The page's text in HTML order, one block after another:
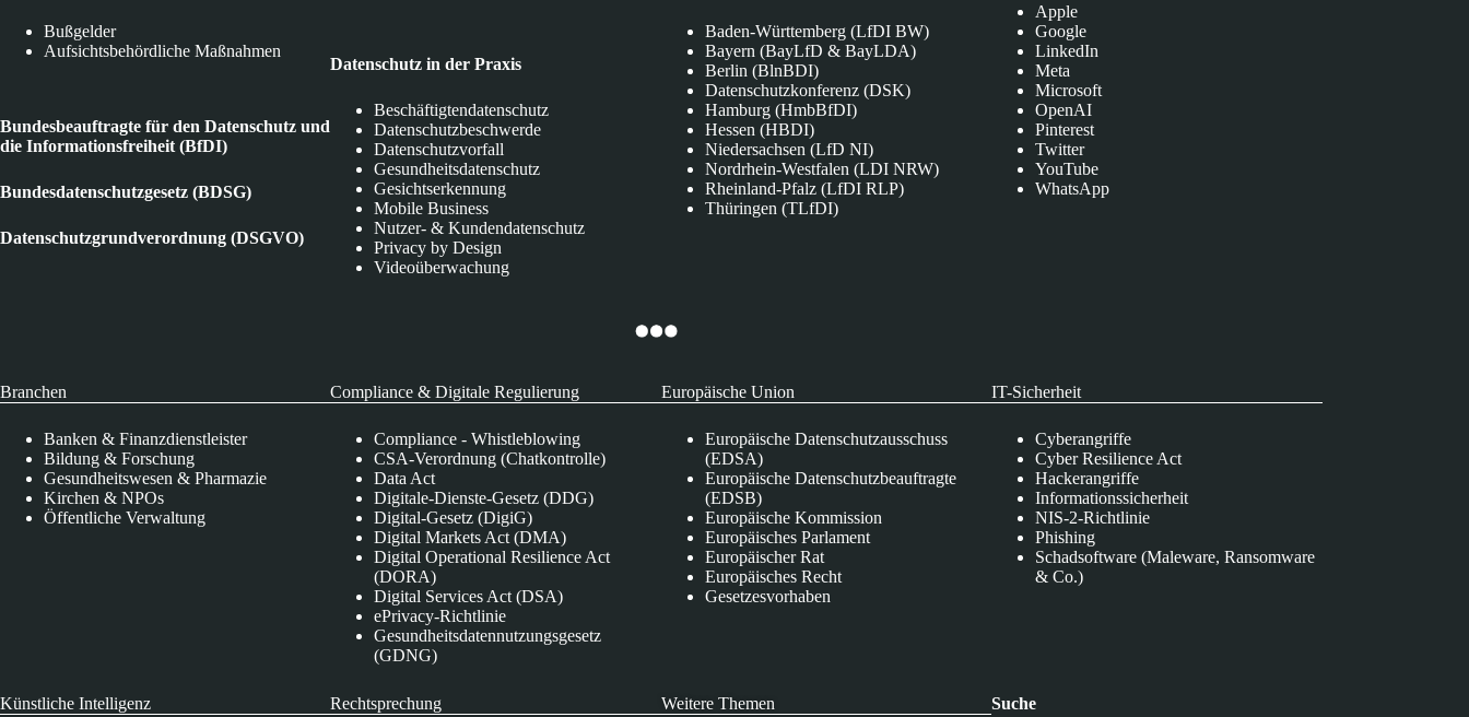
Bußgelder
Aufsichtsbehördliche Maßnahmen
Bundesbeauftragte für den Datenschutz und
die Informationsfreiheit (BfDI)
Bundesdatenschutzgesetz (BDSG)
Datenschutzgrundverordnung (DSGVO)
Datenschutz in der Praxis
Beschäftigtendatenschutz
Datenschutzbeschwerde
Datenschutzvorfall
Gesundheitsdatenschutz
Gesichtserkennung
Mobile Business
Nutzer- & Kundendatenschutz
Privacy by Design
Videoüberwachung
Baden-Württemberg (LfDI BW)
Bayern (BayLfD & BayLDA)
Berlin (BlnBDI)
Datenschutzkonferenz (DSK)
Hamburg (HmbBfDI)
Hessen (HBDI)
Niedersachsen (LfD NI)
Nordrhein-Westfalen (LDI NRW)
Rheinland-Pfalz (LfDI RLP)
Thüringen (TLfDI)
Apple
Google
LinkedIn
Meta
Microsoft
OpenAI
Pinterest
Twitter
YouTube
WhatsApp
Branchen
Banken & Finanzdienstleister
Bildung & Forschung
Gesundheitswesen & Pharmazie
Kirchen & NPOs
Öffentliche Verwaltung
Compliance & Digitale Regulierung
Compliance - Whistleblowing
CSA-Verordnung (Chatkontrolle)
Data Act
Digitale-Dienste-Gesetz (DDG)
Digital-Gesetz (DigiG)
Digital Markets Act (DMA)
Digital Operational Resilience Act
(DORA)
Digital Services Act (DSA)
ePrivacy-Richtlinie
Gesundheitsdatennutzungsgesetz
(GDNG)
Europäische Union
Europäische Datenschutzausschuss
(EDSA)
Europäische Datenschutzbeauftragte
(EDSB)
Europäische Kommission
Europäisches Parlament
Europäischer Rat
Europäisches Recht
Gesetzesvorhaben
IT-Sicherheit
Cyberangriffe
Cyber Resilience Act
Hackerangriffe
Informationssicherheit
NIS-2-Richtlinie
Phishing
Schadsoftware (Maleware, Ransomware
& Co.)
Künstliche Intelligenz Rechtsprechung Weitere Themen Suche